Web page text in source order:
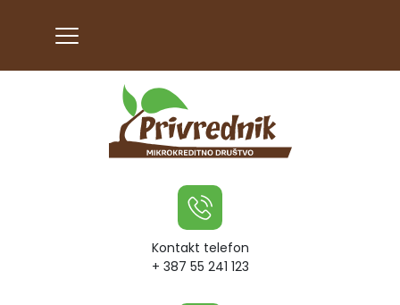
Kontakt telefon
+ 387 55 241 123